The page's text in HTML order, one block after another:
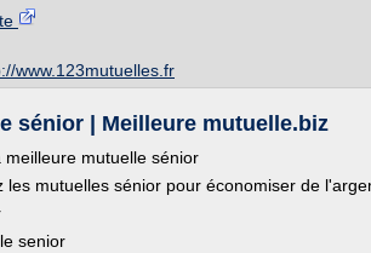
www.123mutuelles.fr
sénior | Meilleure mutuelle.biz
meilleure mutuelle sénior
les mutuelles sénior pour économiser de
senior